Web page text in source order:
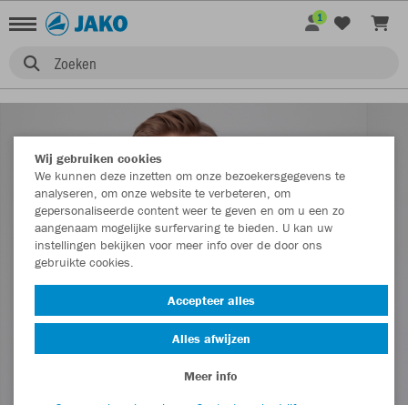
Zoeken
1
Wij gebruiken cookies
We kunnen deze inzetten om onze bezoekersgegevens te
analyseren, om onze website te verbeteren, om
gepersonaliseerde content weer te geven en om u een zo
aangenaam mogelijke surfervaring te bieden. U kan uw
instellingen bekijken voor meer info over de door ons
gebruikte cookies.
Accepteer alles
Alles afwijzen
Meer info